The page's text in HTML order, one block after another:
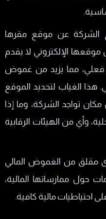
الشركة عن موقع مقرها
الإلكتروني لا يقدم
فعلي، مما يزيد من غموض
هذا الغياب لتحديد الموقع
تواجد الشركة، وما إذا
وأي من الهيئات الرقابية
مقلق من الغموض المالي
حول ممارساتها المالية،
احتياطيات مالية كافية.